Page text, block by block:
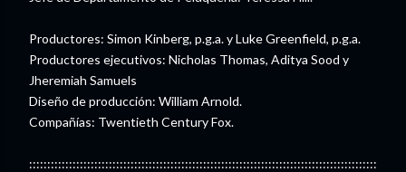
Productores: Simon Kinberg, p.g.a. y Luke Greenfield, p.g.a.
Productores ejecutivos: Nicholas Thomas, Aditya Sood y
Jheremiah Samuels
Diseño de producción: William Arnold.
Compañías: Twentieth Century Fox.
::::::::::::::::::::::::::::::::::::::::::::::::::::::::::::::::::::::::::::::::::::::::::::::::